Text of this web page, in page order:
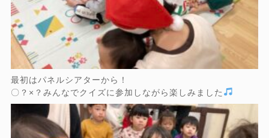
最初はパネルシアターから！
〇？×？みんなでクイズに参加しながら楽しみました